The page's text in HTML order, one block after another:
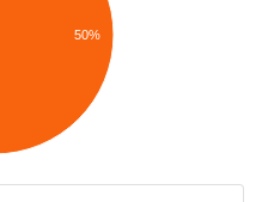
50%